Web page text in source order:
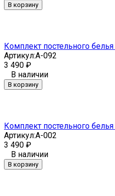
В корзину
Комплект постельного
Артикул:A-092
3 490 ₽
В наличии
В корзину
Комплект постельного
Артикул:A-002
3 490 ₽
В наличии
В корзину